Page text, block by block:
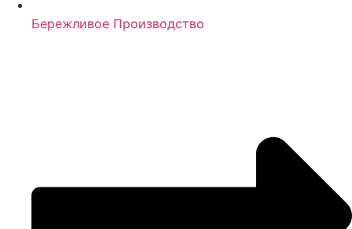
Бережливое Производство